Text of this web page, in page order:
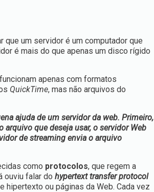
que um servidor é um computador que
é mais do que apenas um disco rígido
apenas com formatos
QuickTime, mas não arquivos do
ajuda de um servidor da web. Primeiro,
arquivo que deseja usar, o servidor Web
de streaming envia o arquivo
como protocolos, que regem a
ouviu falar do hypertext transfer protocol
hipertexto ou páginas da Web. Cada vez